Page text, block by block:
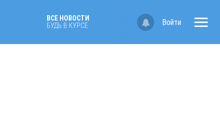
ВСЕ НОВОСТИ
БУДЬ В КУРСЕ
Войти